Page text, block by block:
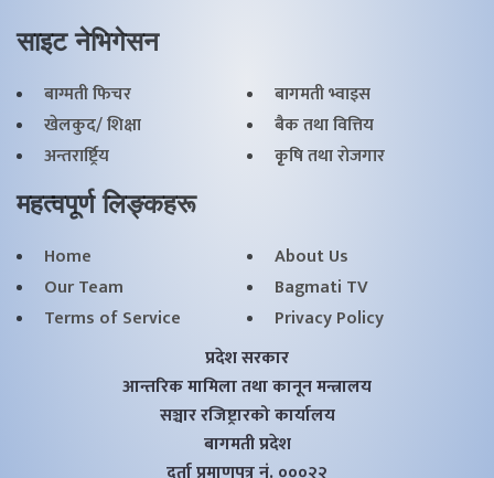
साइट नेभिगेसन
बाग्मती फिचर
बागमती भ्वाइस
खेलकुद/ शिक्षा
बैक तथा वित्तिय
अन्तरार्ष्ट्रिय
कृृषि तथा राेजगार
महत्वपूर्ण लिङ्कहरू
Home
About Us
Our Team
Bagmati TV
Terms of Service
Privacy Policy
प्रदेश सरकार
आन्तरिक मामिला तथा कानून मन्त्रालय
सञ्चार रजिष्ट्रारको कार्यालय
बागमती प्रदेश